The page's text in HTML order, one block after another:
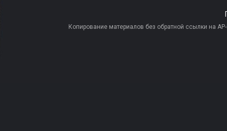
Копирование материалов без обратной ссылки на